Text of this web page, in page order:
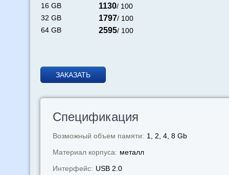
16 GB
1130/ 100
32 GB
1797/ 100
64 GB
2595/ 100
ЗАКАЗАТЬ
Спецификация
Возможный объем памяти: 1, 2, 4, 8 Gb
Материал корпуса: металл
Интерфейс: USB 2.0